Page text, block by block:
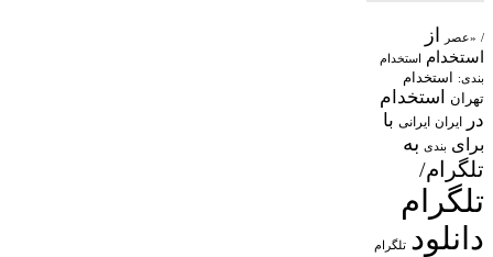
/ «عصر از
استخدام استخدام
بندی: استخدام
تهران
استخدام
در
ایران ایرانی با
برای بندی به
تلگرام/
تلگرام
دانلود تلگرام